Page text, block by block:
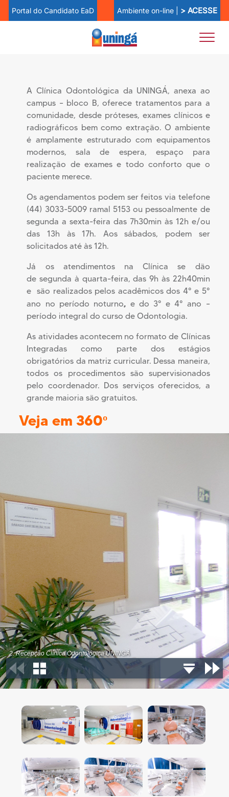
Portal do Candidato EaD Ambiente on-line | > ACESSE
Clínica de Odontologia
A Clínica Odontológica da UNINGÁ, anexa ao
campus – bloco B, oferece tratamentos para a
comunidade, desde próteses, exames clínicos e
radiográficos bem como extração. O ambiente
é amplamente estruturado com equipamentos
modernos, sala de espera, espaço para
realização de exames e todo conforto que o
paciente merece.
Os agendamentos podem ser feitos via telefone
(44) 3033-5009 ramal 5153 ou pessoalmente de
segunda a sexta-feira das 7h30min às 12h e/ou
das 13h às 17h. Aos sábados, podem ser
solicitados até às 12h.
Já os atendimentos na Clínica se dão
de segunda à quarta-feira, das 9h às 22h40min
e são realizados pelos acadêmicos dos 4° e 5°
ano no período noturno, e do 3° e 4° ano –
período integral do curso de Odontologia.
As atividades acontecem no formato de Clínicas
Integradas como parte dos estágios
obrigatórios da matriz curricular. Dessa maneira,
todos os procedimentos são supervisionados
pelo coordenador. Dos serviços oferecidos, a
grande maioria são gratuitos.
Veja em 360º